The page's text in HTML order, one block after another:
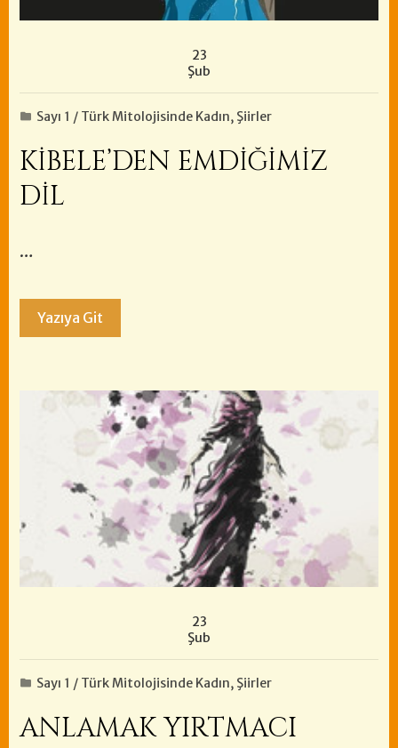
23
Şub
Sayı 1 / Türk Mitolojisinde Kadın, Şiirler
KİBELE’DEN EMDİĞİMİZ
DİL
…
Yazıya Git
23
Şub
Sayı 1 / Türk Mitolojisinde Kadın, Şiirler
ANLAMAK YIRTMACI